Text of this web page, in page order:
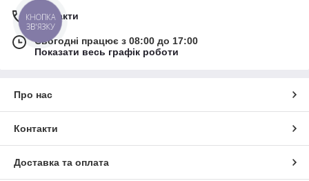
Контакти
Сьогодні працює з 08:00 до 17:00
Показати весь графік роботи
Про нас
Контакти
Доставка та оплата
КНОПКА
ЗВ'ЯЗКУ